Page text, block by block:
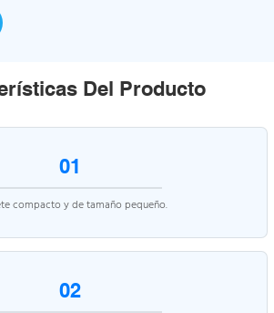
Del Producto
01
compacto y de tamaño pequeño.
02